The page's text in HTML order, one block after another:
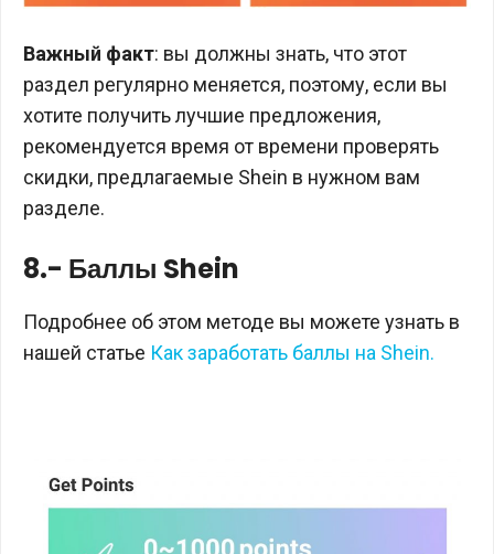
Важный факт: вы должны знать, что этот
раздел регулярно меняется, поэтому, если вы
хотите получить лучшие предложения,
рекомендуется время от времени проверять
скидки, предлагаемые Shein в нужном вам
разделе.
8.- Баллы Shein
Подробнее об этом методе вы можете узнать в
нашей статье Как заработать баллы на Shein.